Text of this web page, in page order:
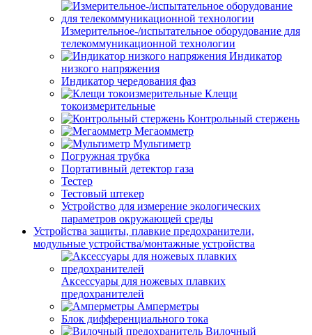
Измерительное-/испытательное оборудование для
телекоммуникационной технологии
Индикатор
низкого напряжения
Индикатор чередования фаз
Клещи
токоизмерительные
Контрольный стержень
Мегаомметр
Мультиметр
Погружная трубка
Портативный детектор газа
Тестер
Тестовый штекер
Устройство для измерение экологических
параметров окружающей среды
Устройства защиты, плавкие предохранители,
модульные устройства/монтажные устройства
Аксессуары для ножевых плавких
предохранителей
Амперметры
Блок дифференциального тока
Вилочный